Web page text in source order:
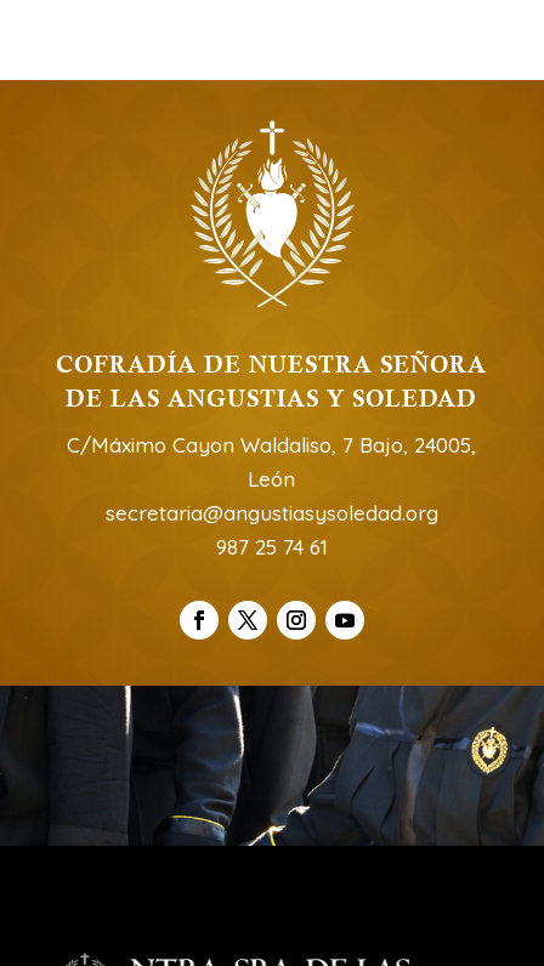
COFRADÍA DE NUESTRA SEÑORA
DE LAS ANGUSTIAS Y SOLEDAD
C/Máximo Cayon Waldaliso, 7 Bajo, 24005,
León
secretaria@angustiasysoledad.org
987 25 74 61